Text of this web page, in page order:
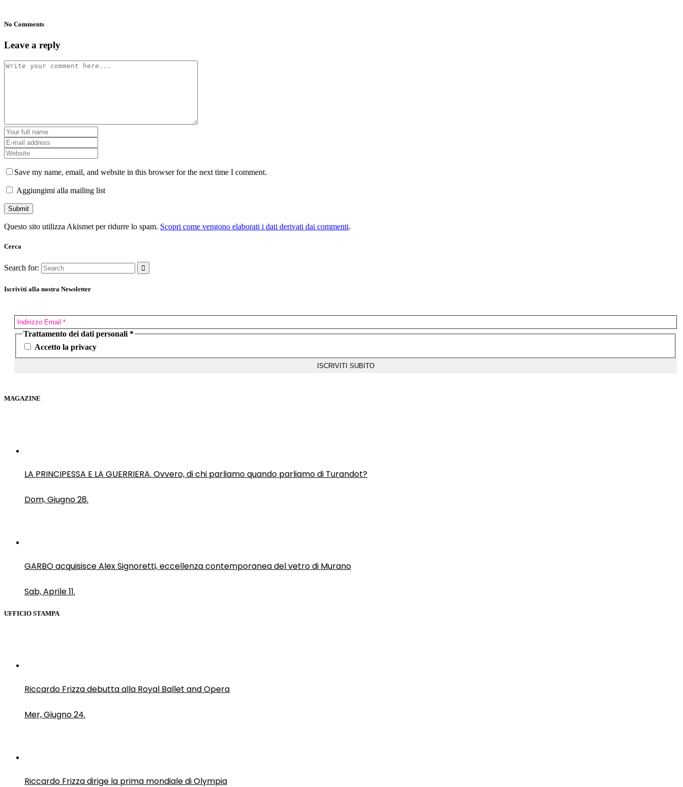
No Comments
Leave a reply
Save my name, email, and website in this browser for the next time I comment.
Aggiungimi alla mailing list
Questo sito utilizza Akismet per ridurre lo spam. Scopri come vengono elaborati i dati derivati dai commenti.
Cerca
Search for:
Iscriviti alla nostra Newsletter
Trattamento dei dati personali *
Accetto la privacy
MAGAZINE
LA PRINCIPESSA E LA GUERRIERA. Ovvero, di chi parliamo quando parliamo di Turandot?
Dom, Giugno 28.
GARBO acquisisce Alex Signoretti, eccellenza contemporanea del vetro di Murano
Sab, Aprile 11.
UFFICIO STAMPA
Riccardo Frizza debutta alla Royal Ballet and Opera
Mer, Giugno 24.
Riccardo Frizza dirige la prima mondiale di Olympia